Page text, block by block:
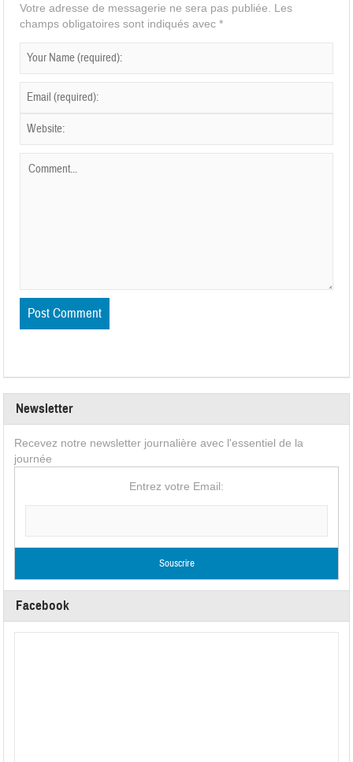
Votre adresse de messagerie ne sera pas publiée.
Les
champs obligatoires sont indiqués avec*
Newsletter
Recevez notre newsletter journalière avec l'essentiel de la
journée
Entrez votre Email:
Facebook